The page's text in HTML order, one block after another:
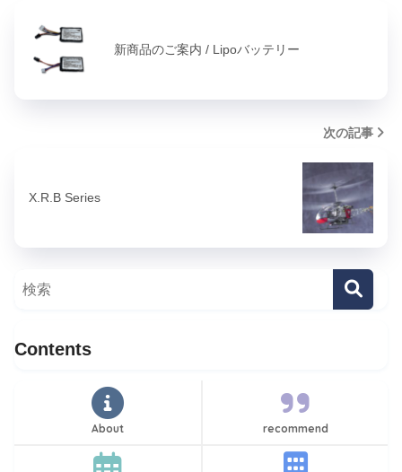
新商品のご案内 / Lipoバッテリー
次の記事
X.R.B Series
Contents
About recommend